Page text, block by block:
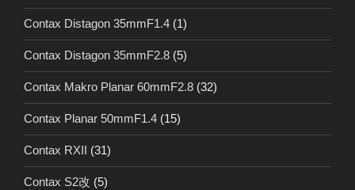
Contax Distagon 35mmF1.4 (1)
Contax Distagon 35mmF2.8 (5)
Contax Makro Planar 60mmF2.8 (32)
Contax Planar 50mmF1.4 (15)
Contax RXII (31)
Contax S2改 (5)